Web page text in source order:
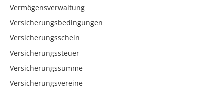
Vermögensverwaltung
Versicherungsbedingungen
Versicherungsschein
Versicherungssteuer
Versicherungssumme
Versicherungsvereine